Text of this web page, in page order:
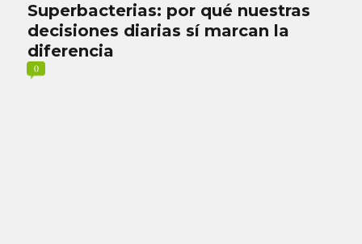
Superbacterias: por qué nuestras
decisiones diarias sí marcan la
diferencia
0